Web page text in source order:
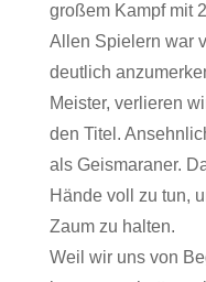
großem Kampf mit
Allen Spielern war
deutlich
Meister, verlieren
den Titel.
als Geismaraner.
Hände voll zu tun,
Zaum zu halten.
Weil wir uns von